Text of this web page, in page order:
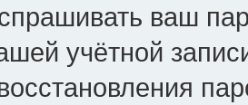
ваш
учётной